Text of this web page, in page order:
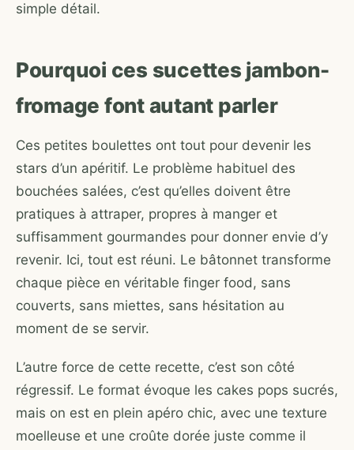
simple détail.
Pourquoi ces sucettes jambon-
fromage font autant parler
Ces petites boulettes ont tout pour devenir les
stars d’un apéritif. Le problème habituel des
bouchées salées, c’est qu’elles doivent être
pratiques à attraper, propres à manger et
suffisamment gourmandes pour donner envie d’y
revenir. Ici, tout est réuni. Le bâtonnet transforme
chaque pièce en véritable finger food, sans
couverts, sans miettes, sans hésitation au
moment de se servir.
L’autre force de cette recette, c’est son côté
régressif. Le format évoque les cakes pops sucrés,
mais on est en plein apéro chic, avec une texture
moelleuse et une croûte dorée juste comme il